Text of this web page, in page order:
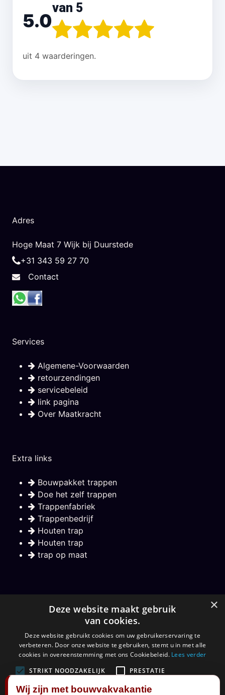
5.0
van 5
uit 4 waarderingen.
Adres
Hoge Maat 7 Wijk bij Duurstede
+31 343 59 27 70
Contact
Services
Algemene-Voorwaarden
retourzendingen
servicebeleid
link pagina
Over Maatkracht
Extra links
Bouwpakket trappen
Doe het zelf trappen
Trappenfabriek
Trappenbedrijf
Houten trap
Houten trap
trap op maat
Hou mij op de hoogte over nieuwe trappen
Aanmelden
Wij zijn met bouwvakvakantie
×
Deze website maakt gebruik
van cookies.
Deze website gebruikt cookies om uw gebruikerservaring te
verbeteren. Door onze website te gebruiken, stemt u in met alle
cookies in overeenstemming met ons Cookiebeleid. Lees verder
STRIKT NOODZAKELIJK
PRESTATIE
TARGETING FUNCTIONEEL